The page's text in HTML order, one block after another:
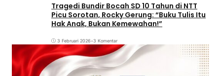
Tragedi Bundir Bocah SD 10 Tahun di NTT
Picu Sorotan, Rocky Gerung: “Buku Tulis Itu
Hak Anak, Bukan Kemewahan!”
3 Februari 2026•3 Komentar